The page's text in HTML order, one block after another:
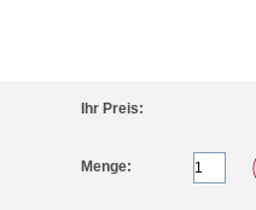
Ihr Preis:
Menge: